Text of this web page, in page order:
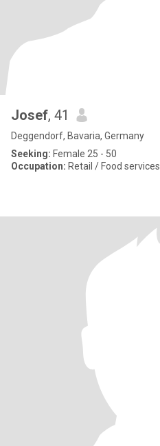
Josef, 41
Deggendorf, Bavaria, Germany
Seeking: Female 25 - 50
Occupation: Retail / Food services